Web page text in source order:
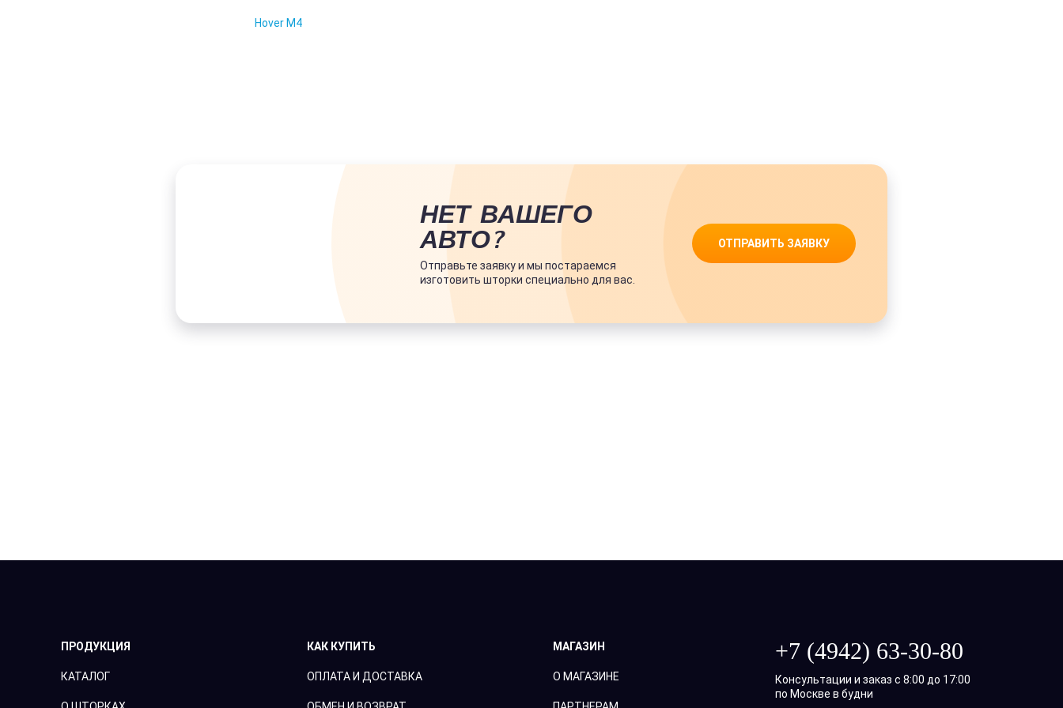
Hover M4
НЕТ ВАШЕГО
АВТО?
Отправьте заявку и мы постараемся
изготовить шторки специально для вас.
ОТПРАВИТЬ ЗАЯВКУ
ПРОДУКЦИЯ
КАТАЛОГ
КАК КУПИТЬ
ОПЛАТА И ДОСТАВКА
МАГАЗИН
О МАГАЗИНЕ
+7 (4942) 63-30-80
Консультации и заказ с 8:00 до 17:00
по Москве в будни